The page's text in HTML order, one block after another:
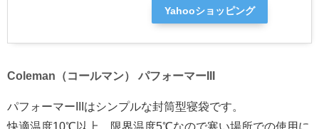
Yahooショッピング
Coleman（コールマン） パフォーマーIII
パフォーマーIIIはシンプルな封筒型寝袋です。
快適温度10℃以上、限界温度5℃なので寒い場所での使用に